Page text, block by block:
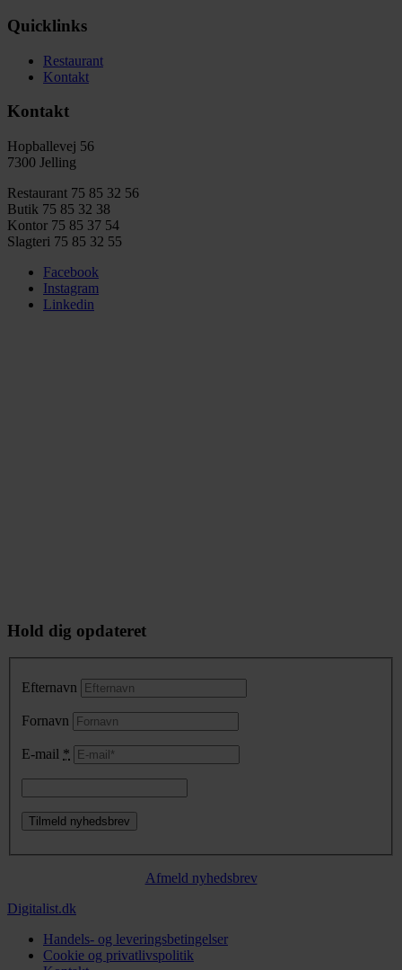
Quicklinks
Restaurant
Kontakt
Kontakt
Hopballevej 56
7300 Jelling
Restaurant 75 85 32 56
Butik 75 85 32 38
Kontor 75 85 37 54
Slagteri 75 85 32 55
Facebook
Instagram
Linkedin
Hold dig opdateret
Efternavn
Fornavn
E-mail *
Afmeld nyhedsbrev
Digitalist.dk
Handels- og leveringsbetingelser
Cookie og privatlivspolitik